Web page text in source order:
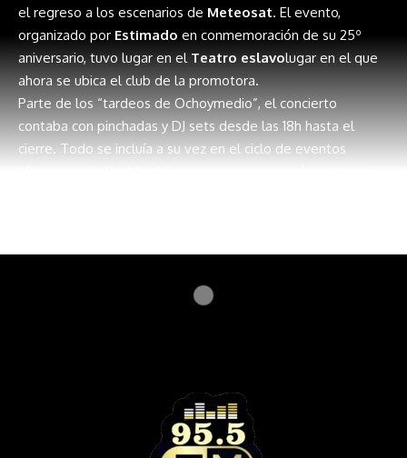
el regreso a los escenarios de Meteosat. El evento,
organizado por Estimado en conmemoración de su 25º
aniversario, tuvo lugar en el Teatro eslavolugar en el que
ahora se ubica el club de la promotora.
Parte de los “tardeos de Ochoymedio”, el concierto
contaba con pinchadas y DJ sets desde las 18h hasta el
cierre. Todo se incluía a su vez en el ciclo de eventos
más nuevo, pero en definitiva canciones que todo el público
vez para quienes todavía no habíamos nacido cuando
Meteosat sacaron su álbum¡Espunk! allá por el año 2000.
Mientras el Ochoymedio celebraba sus 25 años de historia,